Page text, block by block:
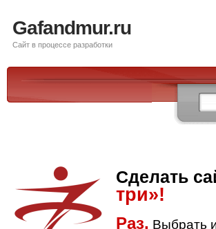
Gafandmur.ru
Сайт в процессе разработки
Сделать
три»!
Раз. Выбрать